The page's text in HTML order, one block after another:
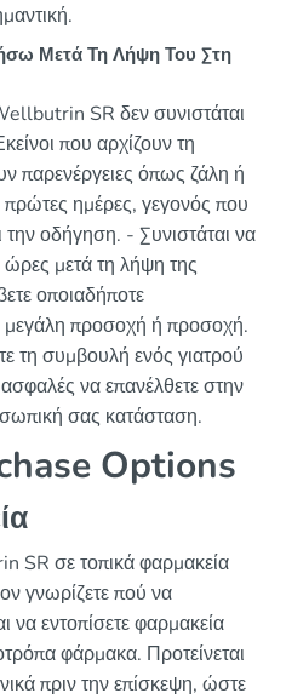
Μετά Τη Λήψη Του Στη
SR δεν συνιστάται
που αρχίζουν τη
παρενέργειες όπως ζάλη ή
ημέρες, γεγονός που
οδήγηση. - Συνιστάται να
ώρες μετά τη λήψη της
οποιαδήποτε
μεγάλη προσοχή ή προσοχή.
τη συμβουλή ενός γιατρού
ασφαλές να επανέλθετε στην
σας κατάσταση.
Options
SR σε τοπικά φαρμακεία
γνωρίζετε πού να
να εντοπίσετε φαρμακεία
φάρμακα. Προτείνεται
πριν την επίσκεψη, ώστε